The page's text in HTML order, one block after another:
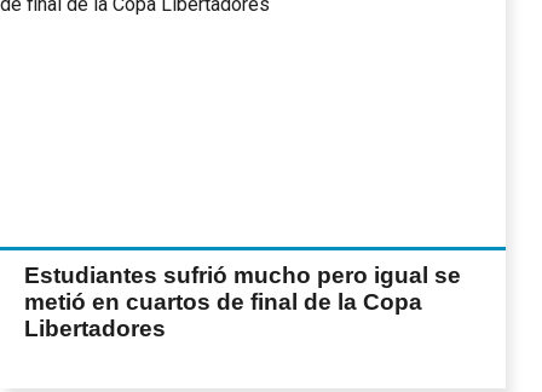
Estudiantes sufrió mucho pero igual se
metió en cuartos de final de la Copa
Libertadores